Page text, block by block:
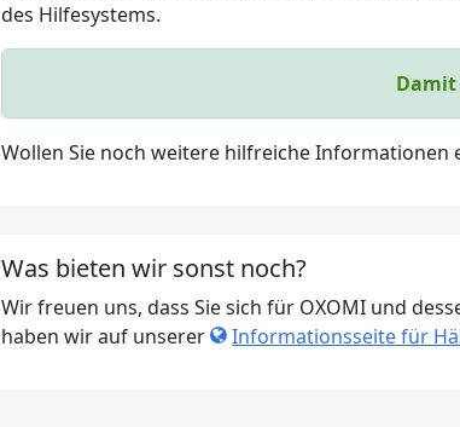
des Hilfesystems.
Damit
Wollen Sie noch weitere hilfreiche
Was bieten wir sonst noch?
Wir freuen uns, dass Sie sich für OXOMI und
haben wir auf unserer
Informationsseite für